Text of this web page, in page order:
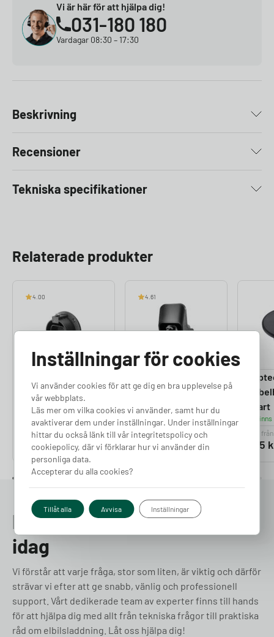
Vi är här för att hjälpa dig!
031-180 180
Vardagar 08:30 – 17:30
Beskrivning
Recensioner
Tekniska specifikationer
Relaterade produkter
4.00
Finns i lager
Pris från
490kr
4.61
Premium
Pris från
690kr
Svart
Pris från
695
Prata med en expert redan
idag
Vi förstår att varje fråga, stor som liten, är viktig och därför
strävar vi efter att ge snabb, vänlig och professionell
support. Vårt dedikerade team av experter finns till hands
för att hjälpa dig med allt från tekniska frågor till praktiska
råd om elbilsladdning. Låt oss hjälpa dig!
Inställningar för cookies
Vi använder cookies för att ge dig en bra upplevelse på
vår webbplats.
Läs mer om vilka cookies vi använder, samt hur du
avaktiverar dem under inställningar. Under inställningar
hittar du också länk till vår integritetspolicy och
cookiepolicy, där vi förklarar hur vi använder din
personliga data.
Accepterar du alla cookies?
Tillåt alla Avvisa Inställningar